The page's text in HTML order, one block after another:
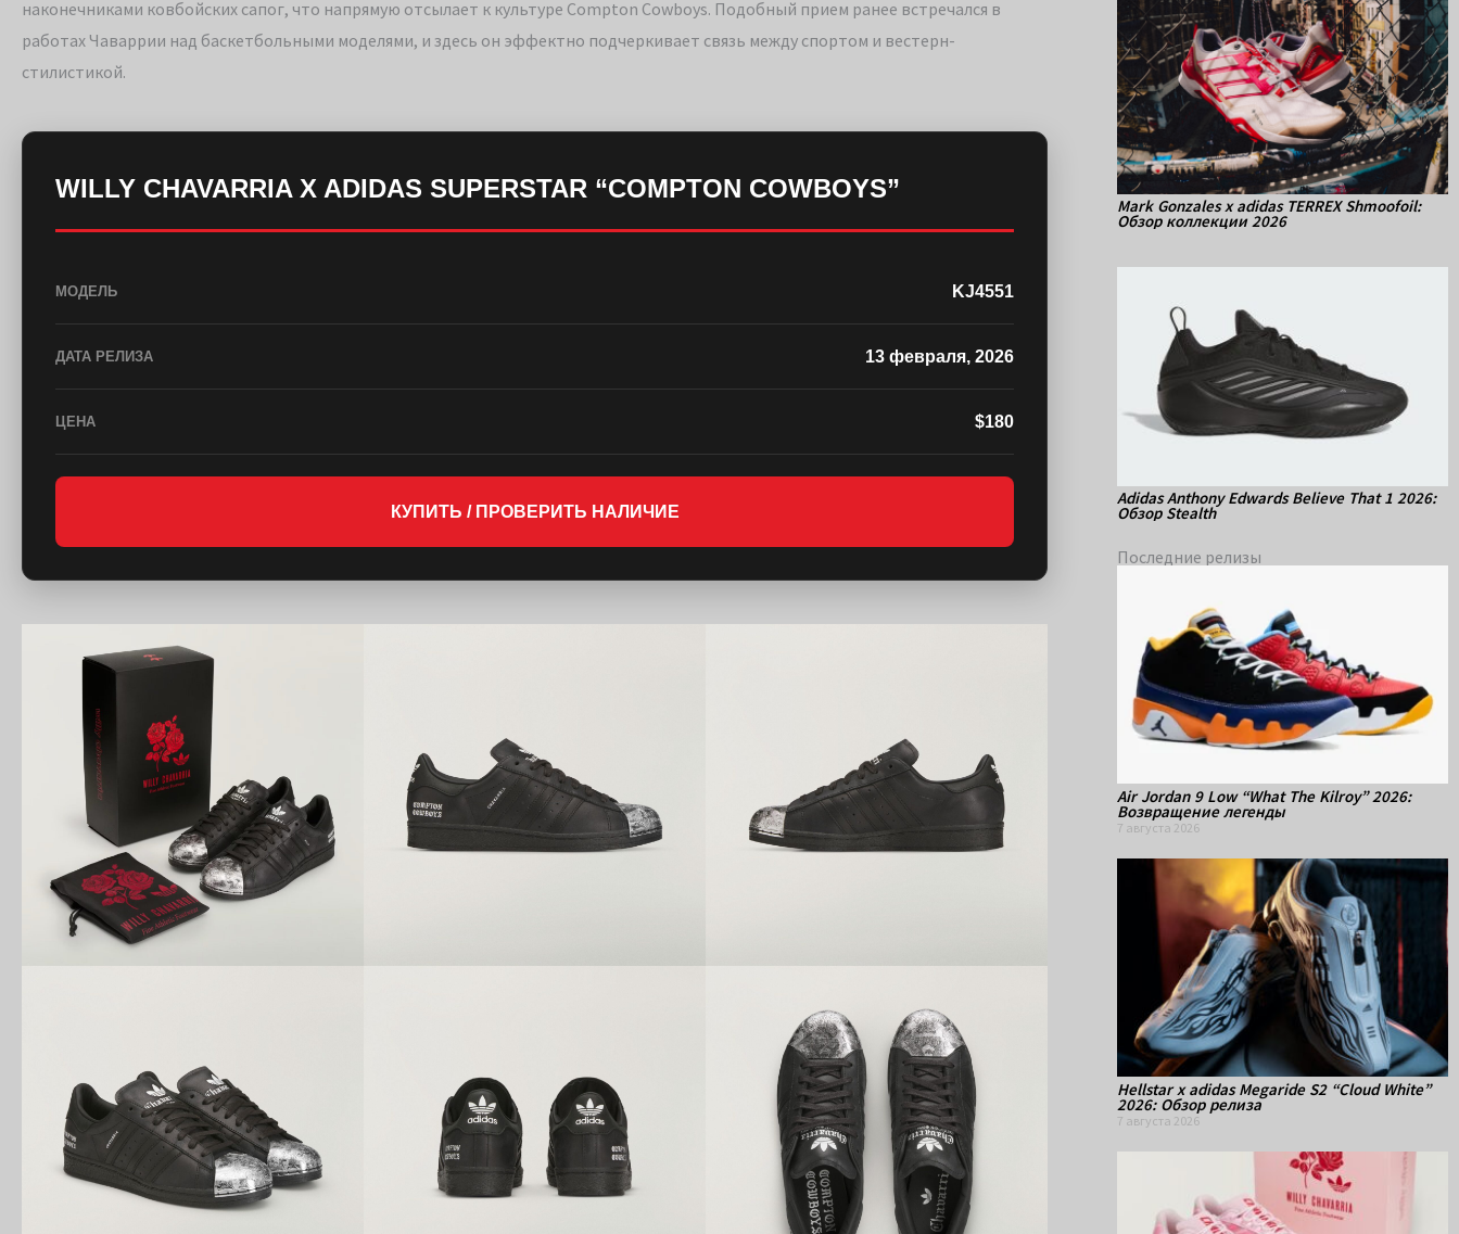
наконечниками ковбойских сапог, что напрямую отсылает к культуре Compton Cowboys. Подобный прием ранее встречался в
работах Чаваррии над баскетбольными моделями, и здесь он эффектно подчеркивает связь между спортом и вестерн-
стилистикой.
WILLY CHAVARRIA X ADIDAS SUPERSTAR “COMPTON COWBOYS”
МОДЕЛЬ KJ4551
ДАТА РЕЛИЗА 13 февраля, 2026
ЦЕНА $180
КУПИТЬ / ПРОВЕРИТЬ НАЛИЧИЕ
Mark Gonzales x adidas TERREX Shmoofoil:
Обзор коллекции 2026
Adidas Anthony Edwards Believe That 1 2026:
Обзор Stealth
Последние релизы
Air Jordan 9 Low “What The Kilroy” 2026:
Возвращение легенды
7 августа 2026
Hellstar x adidas Megaride S2 “Cloud White”
2026: Обзор релиза
7 августа 2026